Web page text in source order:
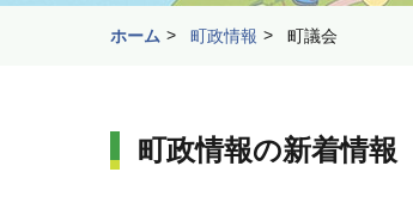
ホーム 町政情報 町議会
町政情報の新着情報